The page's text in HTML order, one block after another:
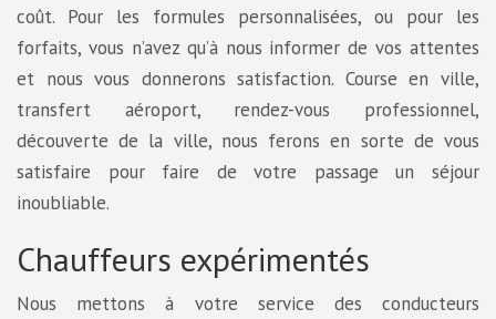
coût. Pour les formules personnalisées, ou pour les
forfaits, vous n’avez qu’à nous informer de vos attentes
et nous vous donnerons satisfaction. Course en ville,
transfert aéroport, rendez-vous professionnel,
découverte de la ville, nous ferons en sorte de vous
satisfaire pour faire de votre passage un séjour
inoubliable.
Chauffeurs expérimentés
Nous mettons à votre service des conducteurs